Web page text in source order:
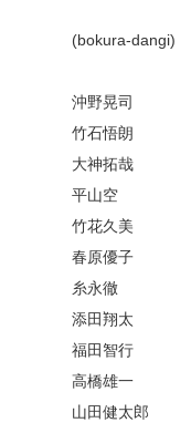
(bokura-dangi)
沖野晃司
竹石悟朗
大神拓哉
平山空
竹花久美
春原優子
糸永徹
添田翔太
福田智行
高橋雄一
山田健太郎